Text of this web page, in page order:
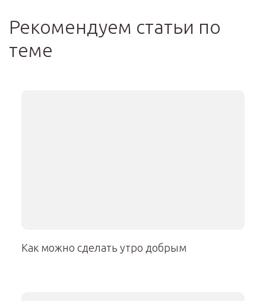
Рекомендуем статьи по
теме
Как можно сделать утро добрым